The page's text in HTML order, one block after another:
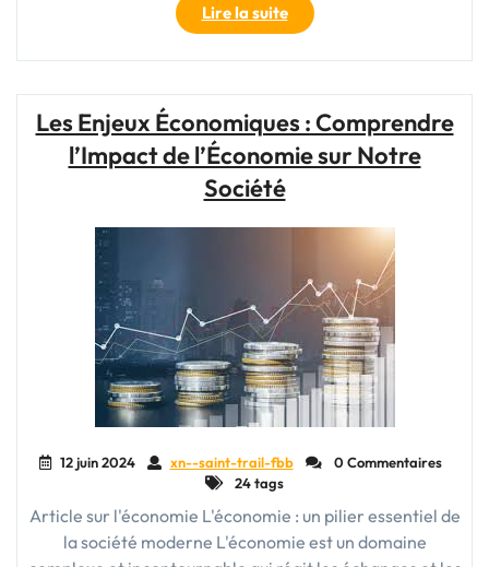
Lire la suite"Les
Enjeux
Actuels
Mondiale"
Les Enjeux Économiques : Comprendre
l’Impact de l’Économie sur Notre
Société
12 juin 2024 xn--saint-trail-fbb
0 Commentaires
24 tags
Article sur l'économie L'économie : un pilier essentiel de
la société moderne L'économie est un domaine